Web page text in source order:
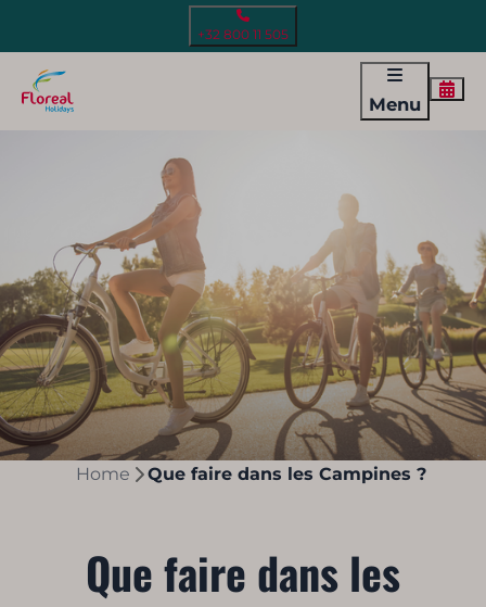
+32 800 11 505
Menu
Home Que faire dans les Campines ?
Que faire dans les